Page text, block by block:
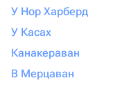
У Нор Харберд
У Касах
Канакераван
В Мерцаван